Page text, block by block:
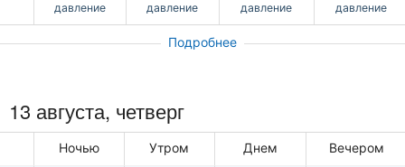
давление
давление
давление
давление
Подробнее
13 августа, четверг
Ночью Утром Днем Вечером